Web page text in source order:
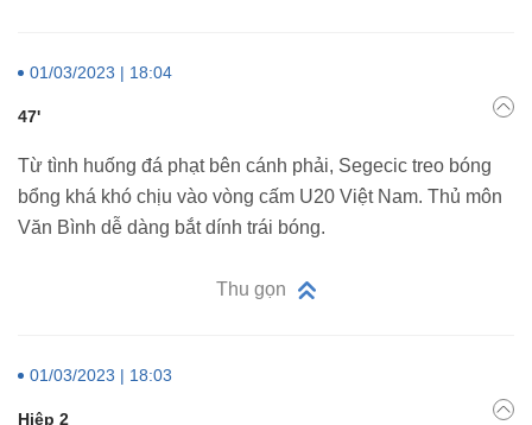
01/03/2023 | 18:04
47'
Từ tình huống đá phạt bên cánh phải, Segecic treo bóng
bổng khá khó chịu vào vòng cấm U20 Việt Nam. Thủ môn
Văn Bình dễ dàng bắt dính trái bóng.
Thu gọn
01/03/2023 | 18:03
Hiệp 2